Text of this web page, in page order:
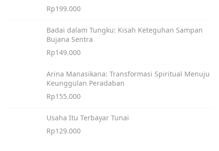
Rp199.000
Badai dalam Tungku: Kisah Keteguhan Sampan
Bujana Sentra
Rp149.000
Arina Manasikana: Transformasi Spiritual Menuju
Keunggulan Peradaban
Rp155.000
Usaha Itu Terbayar Tunai
Rp129.000